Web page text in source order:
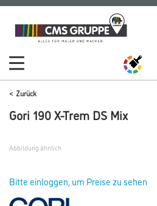
Zum
Inhalt
Zum
Navigationsmenü
Zurück
Gori 190 X-Trem DS Mix
Abbildung ähnlich
Bitte einloggen, um Preise zu sehen